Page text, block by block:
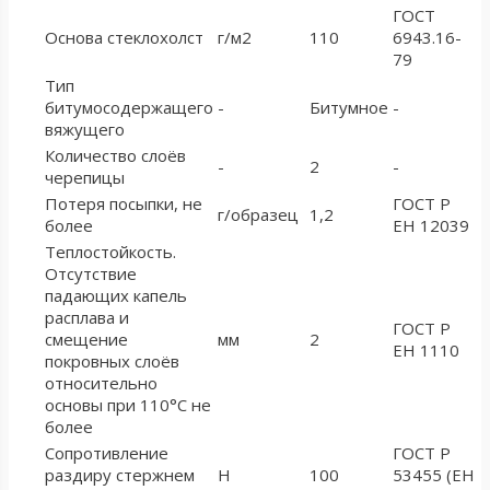
Основа стеклохолст г/м2 110
ГОСТ
6943.16-
79
Тип
битумосодержащего
вяжущего
- Битумное -
Количество слоёв
черепицы
- 2
-
Потеря посыпки, не
более
г/образец 1,2
ГОСТ Р
ЕН 12039
Теплостойкость.
Отсутствие
падающих капель
расплава и
смещение
покровных слоёв
относительно
основы при 110°С не
более
мм 2
ГОСТ Р
ЕН 1110
Сопротивление
раздиру стержнем
Н 100
ГОСТ Р
53455 (ЕН